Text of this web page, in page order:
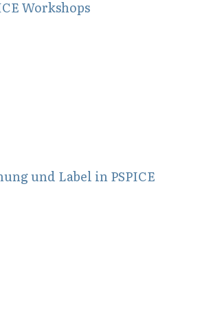
Workshops
und Label in PSPICE